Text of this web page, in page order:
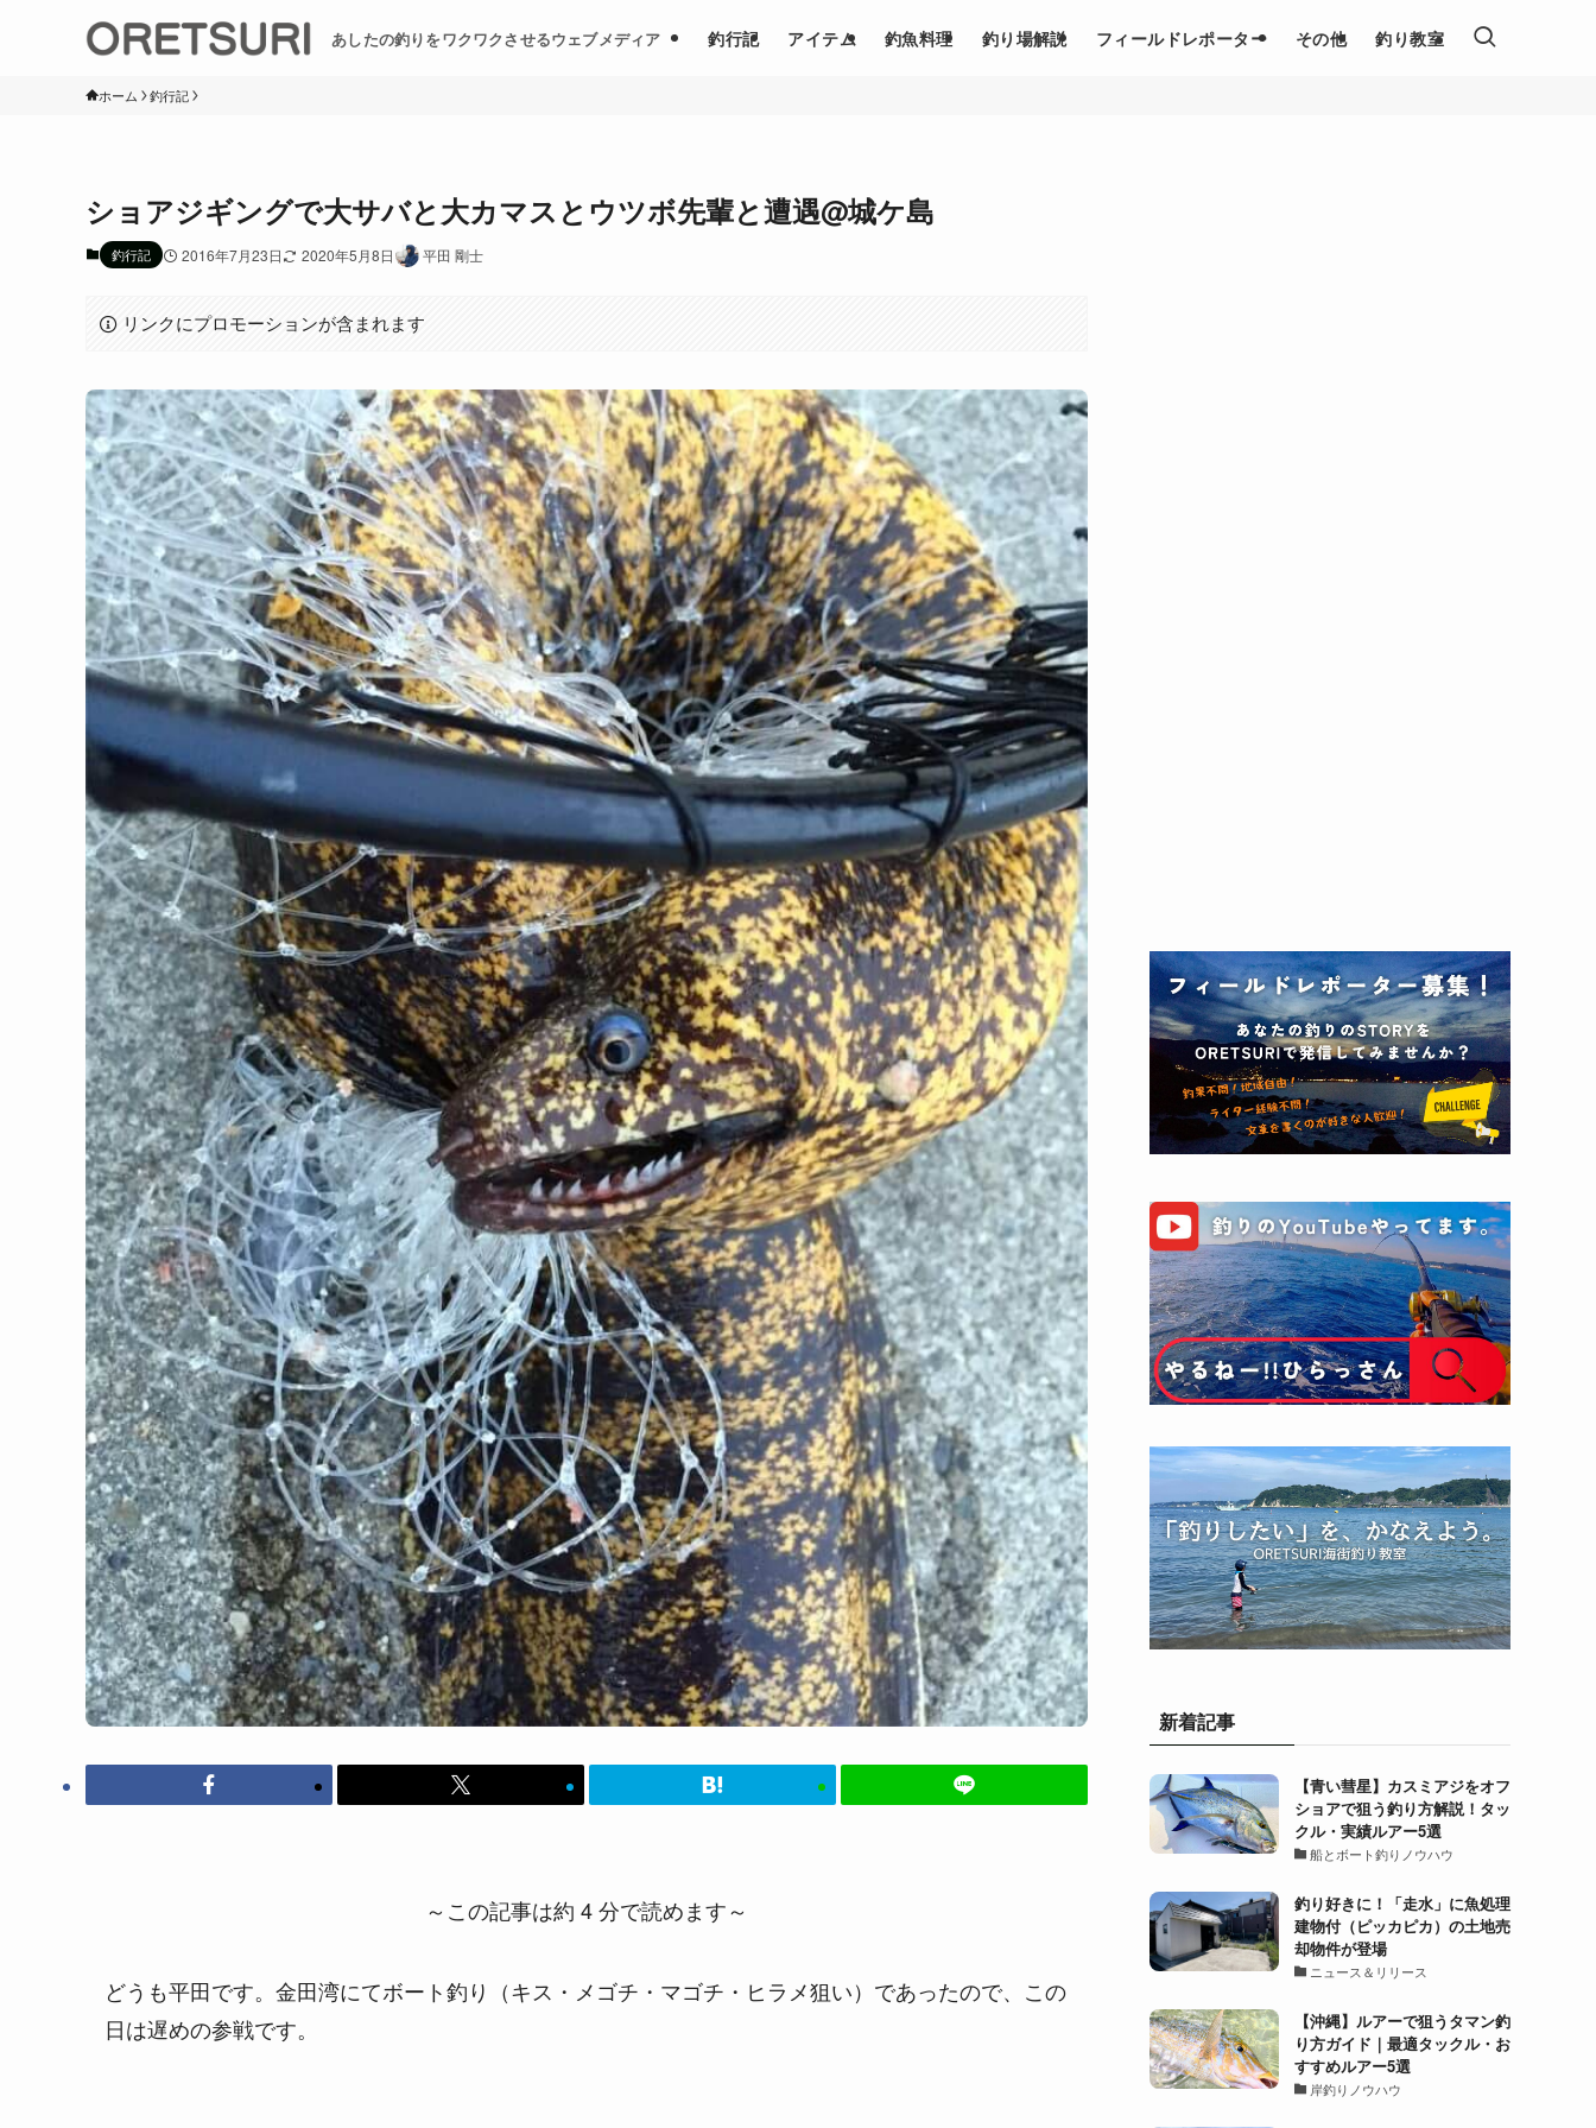
あしたの釣りをワクワクさせるウェブメディア 釣行記 アイテム 釣魚料理 釣り場解説 フィールドレポーター その他 釣り教室
ホーム 釣行記
ショアジギングで大サバと大カマスとウツボ先輩と遭遇@城ケ島
釣行記 2016年7月23日 2020年5月8日 平田 剛士
リンクにプロモーションが含まれます
～この記事は約 4 分で読めます～
どうも平田です。金田湾にてボート釣り（キス・メゴチ・マゴチ・ヒラメ狙い）であったので、この
日は遅めの参戦です。
新着記事
【青い彗星】カスミアジをオフ
ショアで狙う釣り方解説！タッ
クル・実績ルアー5選
船とボート釣りノウハウ
釣り好きに！「走水」に魚処理
建物付（ピッカピカ）の土地売
却物件が登場
ニュース＆リリース
【沖縄】ルアーで狙うタマン釣
り方ガイド｜最適タックル・お
すすめルアー5選
岸釣りノウハウ